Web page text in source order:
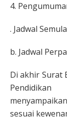
4.
. Jadwal
b. Jadwal
Di akhir Surat
Pendidikan
sesuai